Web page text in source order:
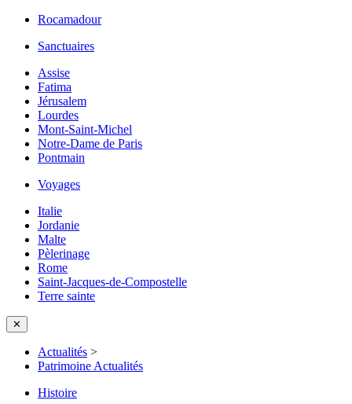
Rocamadour
Sanctuaires
Assise
Fatima
Jérusalem
Lourdes
Mont-Saint-Michel
Notre-Dame de Paris
Pontmain
Voyages
Italie
Jordanie
Malte
Pèlerinage
Rome
Saint-Jacques-de-Compostelle
Terre sainte
✕
Actualités >
Patrimoine Actualités
Histoire